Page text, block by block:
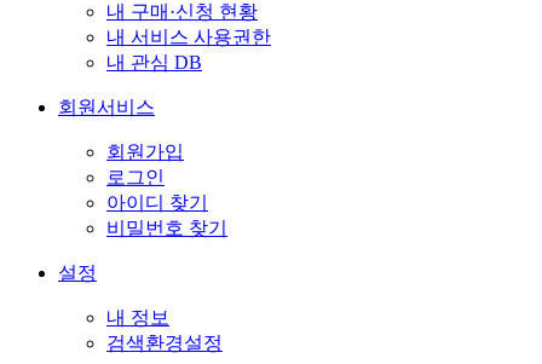
내 구매·신청 현황
내 서비스 사용권한
내 관심 DB
회원서비스
회원가입
로그인
아이디 찾기
비밀번호 찾기
설정
내 정보
검색환경설정